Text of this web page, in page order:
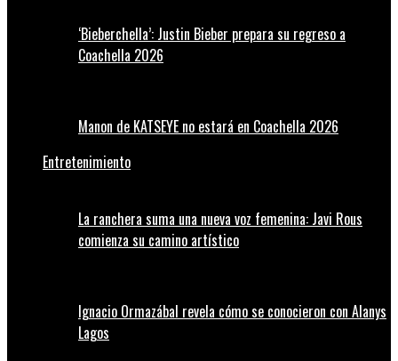
‘Bieberchella’: Justin Bieber prepara su regreso a
Coachella 2026
Manon de KATSEYE no estará en Coachella 2026
Entretenimiento
La ranchera suma una nueva voz femenina: Javi Rous
comienza su camino artístico
Ignacio Ormazábal revela cómo se conocieron con Alanys
Lagos